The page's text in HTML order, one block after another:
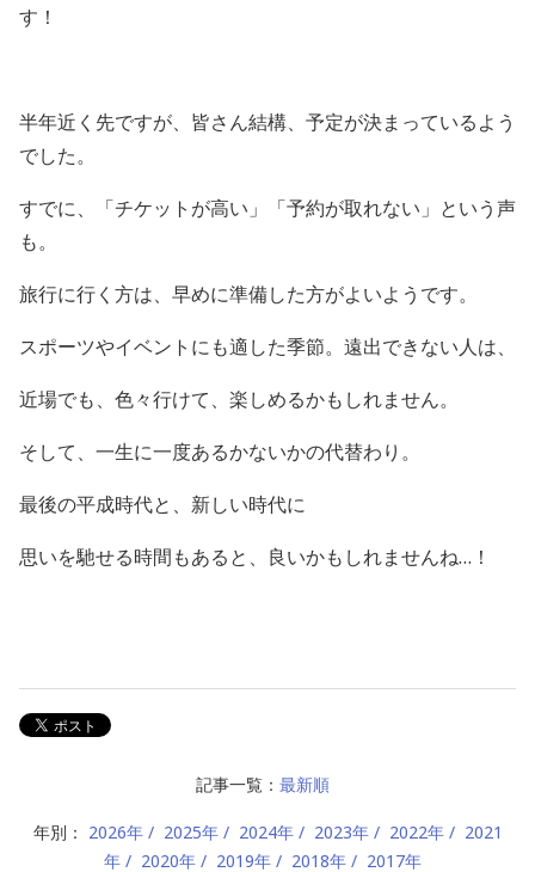
す！
半年近く先ですが、皆さん結構、予定が決まっているよう
でした。
すでに、「チケットが高い」「予約が取れない」という声
も。
旅行に行く方は、早めに準備した方がよいようです。
スポーツやイベントにも適した季節。遠出できない人は、
近場でも、色々行けて、楽しめるかもしれません。
そして、一生に一度あるかないかの代替わり。
最後の平成時代と、新しい時代に
思いを馳せる時間もあると、良いかもしれませんね…！
記事一覧： 最新順
年別： 2026年 2025年 2024年 2023年 2022年
2021
年
2020年 2019年 2018年 2017年